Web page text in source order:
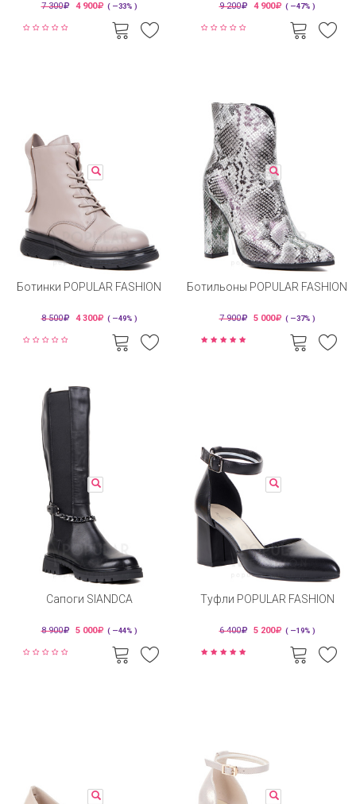
7 300 4 900 ( —33% ) 9 200 4 900 ( —47% )
Ботинки POPULAR FASHION
8 500 4 300 ( —49% )
Ботильоны POPULAR FASHION
7 900 5 000 ( —37% )
Сапоги SIANDCA
8 900 5 000 ( —44% )
Туфли POPULAR FASHION
6 400 5 200 ( —19% )